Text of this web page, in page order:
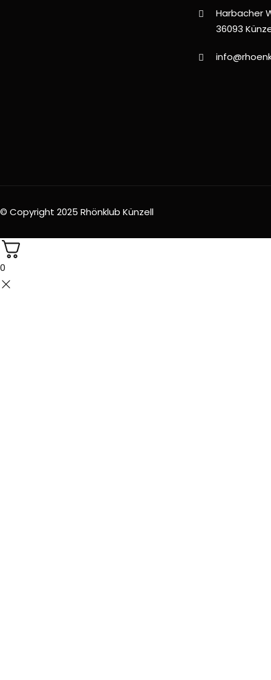
Harbacher
36093
© Copyright 2025 Rhönklub Künzell
0